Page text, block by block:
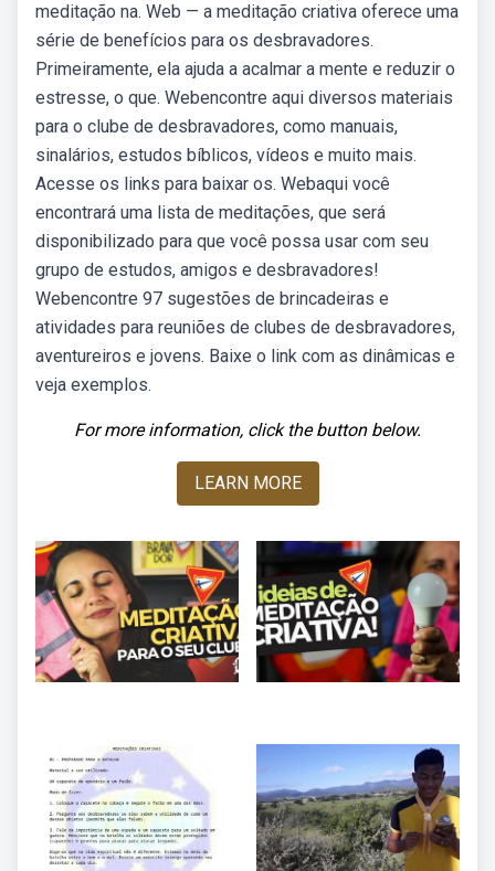
meditação na. Web — a meditação criativa oferece uma
série de benefícios para os desbravadores.
Primeiramente, ela ajuda a acalmar a mente e reduzir o
estresse, o que. Webencontre aqui diversos materiais
para o clube de desbravadores, como manuais,
sinalários, estudos bíblicos, vídeos e muito mais.
Acesse os links para baixar os. Webaqui você
encontrará uma lista de meditações, que será
disponibilizado para que você possa usar com seu
grupo de estudos, amigos e desbravadores!
Webencontre 97 sugestões de brincadeiras e
atividades para reuniões de clubes de desbravadores,
aventureiros e jovens. Baixe o link com as dinâmicas e
veja exemplos.
For more information, click the button below.
LEARN MORE